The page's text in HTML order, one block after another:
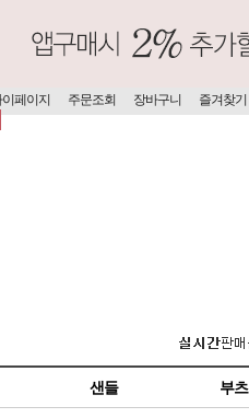
이페이지 주문조회 장바구니 즐겨찾기
샌들 부츠